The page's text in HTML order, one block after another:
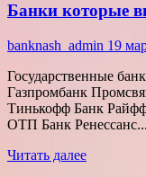
такое
кредит
Банки которые
banknash_admin 19
Государственные
Газпромбанк
Тинькофф Банк
ОТП Банк Ренессанс...
Читать далееПрочитать